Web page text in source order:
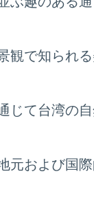
で知られる
じて台湾の
および国